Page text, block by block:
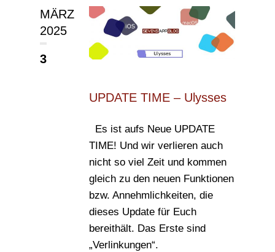
MÄRZ
2025
3
UPDATE TIME – Ulysses
Es ist aufs Neue UPDATE
TIME! Und wir verlieren auch
nicht so viel Zeit und kommen
gleich zu den neuen Funktionen
bzw. Annehmlichkeiten, die
dieses Update für Euch
bereithält. Das Erste sind
„Verlinkungen“.